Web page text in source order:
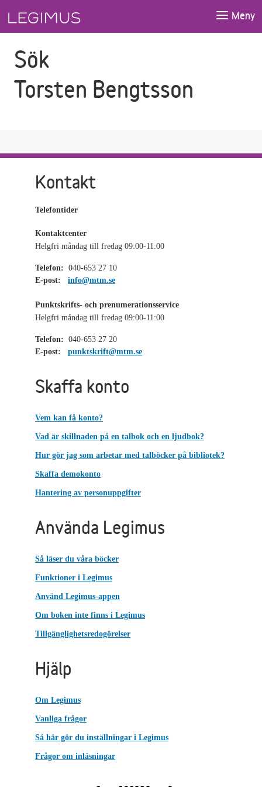
Meny
Sök
Torsten Bengtsson
Kontakt
Telefontider
Kontaktcenter
Helgfri måndag till fredag 09:00-11:00
Telefon: 040-653 27 10
E-post:
info@mtm.se
Punktskrifts- och prenumerationsservice
Helgfri måndag till fredag 09:00-11:00
Telefon: 040-653 27 20
E-post:
punktskrift@mtm.se
Skaffa konto
Vem kan få konto?
Vad är skillnaden på en talbok och en ljudbok?
Hur gör jag som arbetar med talböcker på bibliotek?
Skaffa demokonto
Hantering av personuppgifter
Använda Legimus
Så läser du våra böcker
Funktioner i Legimus
Använd Legimus-appen
Om boken inte finns i Legimus
Tillgänglighetsredogörelser
Hjälp
Om Legimus
Vanliga frågor
Så här gör du inställningar i Legimus
Frågor om inläsningar